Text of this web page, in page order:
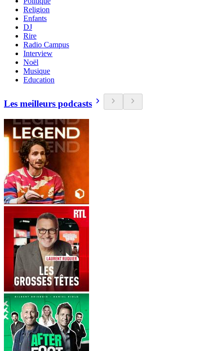
Religion
Enfants
DJ
Rire
Radio Campus
Interview
Noël
Musique
Education
Les meilleurs podcasts